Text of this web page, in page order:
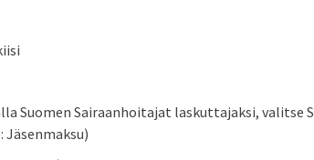
Suomen Sairaanhoitajat laskuttajaksi, valitse
Jäsenmaksu)